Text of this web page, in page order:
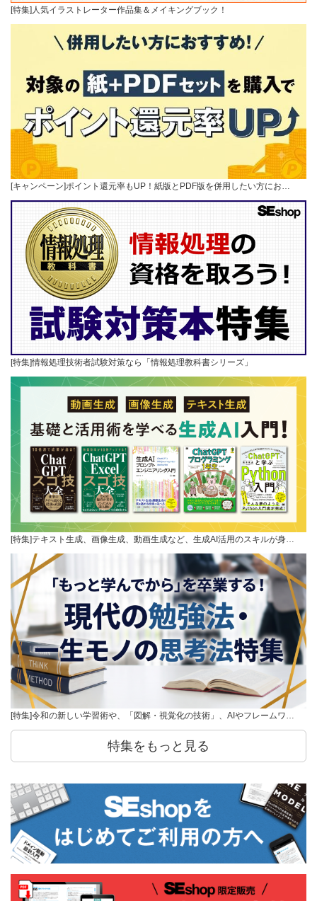
[特集]人気イラストレーター作品集＆メイキングブック！
[キャンペーン]ポイント還元率もUP！紙版とPDF版を併用したい方にお…
[特集]情報処理技術者試験対策なら「情報処理教科書シリーズ」
[特集]テキスト生成、画像生成、動画生成など、生成AI活用のスキルが身…
[特集]令和の新しい学習術や、「図解・視覚化の技術」、AIやフレームワ…
特集をもっと見る